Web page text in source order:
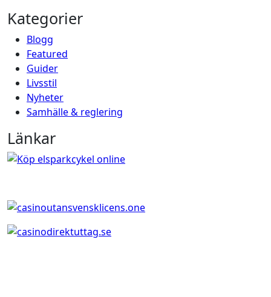
Kategorier
Blogg
Featured
Guider
Livsstil
Nyheter
Samhälle & reglering
Länkar